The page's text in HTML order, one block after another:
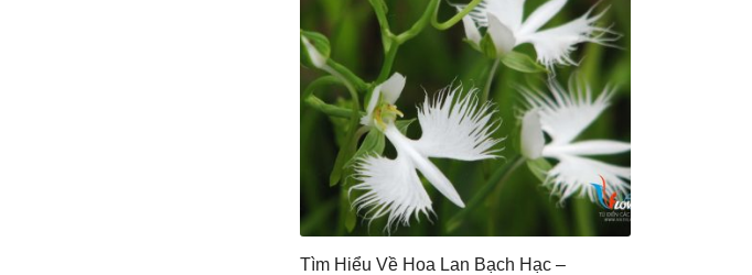
Tìm Hiểu Về Hoa Lan Bạch Hạc –